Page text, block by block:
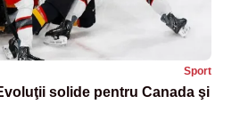
Sport
solide pentru Canada şi